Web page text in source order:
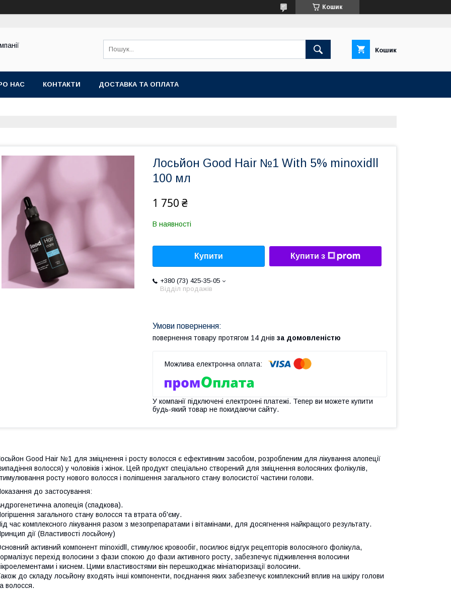
Кошик
Кошик
НАС КОНТАКТИ ДОСТАВКА ТА ОПЛАТА
Лосьйон Good Hair №1 With 5% minохidll
100 мл
1 750 ₴
В наявності
Купити Купити з
+380 (73) 425-35-05
Відділ продажів
повернення товару протягом 14 днів за домовленістю
У компанії підключені електронні платежі. Тепер ви можете купити
будь-який товар не покидаючи сайту.
Good Hair №1 для зміцнення і росту волосся є ефективним засобом, розробленим для лікування алопеції
волосся) у чоловіків і жінок. Цей продукт спеціально створений для зміцнення волосяних фолікулів,
росту нового волосся і поліпшення загального стану волосистої частини голови.
до застосування:
алопеція (спадкова).
загального стану волосся та втрата об'єму.
час комплексного лікування разом з мезопрепаратами і вітамінами, для досягнення найкращого результату.
дії (Властивості лосьйону)
активний компонент minохidll, стимулює кровообіг, посилює відгук рецепторів волосяного фолікула,
перехід волосини з фази спокою до фази активного росту, забезпечує підживлення волосини
і киснем. Цими властивостями він перешкоджає мініатюризації волосини.
до складу лосьйону входять інші компоненти, поєднання яких забезпечує комплексний вплив на шкіру голови
волосся.